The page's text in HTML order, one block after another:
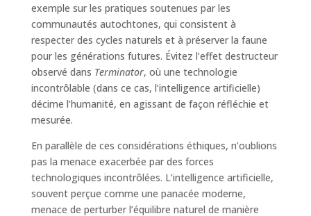
exemple sur les pratiques soutenues par les
communautés autochtones, qui consistent à
respecter des cycles naturels et à préserver la faune
pour les générations futures. Évitez l’effet destructeur
observé dans Terminator, où une technologie
incontrôlable (dans ce cas, l’intelligence artificielle)
décime l’humanité, en agissant de façon réfléchie et
mesurée.
En parallèle de ces considérations éthiques, n’oublions
pas la menace exacerbée par des forces
technologiques incontrôlées. L’intelligence artificielle,
souvent perçue comme une panacée moderne,
menace de perturber l’équilibre naturel de manière